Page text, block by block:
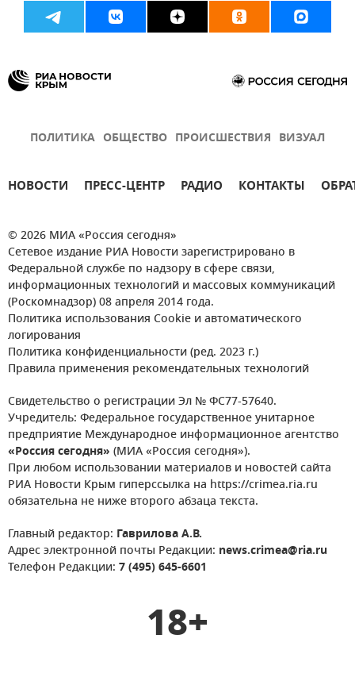
ПОЛИТИКА ОБЩЕСТВО ПРОИСШЕСТВИЯ ВИЗУАЛ
НОВОСТИ ПРЕСС-ЦЕНТР РАДИО КОНТАКТЫ
© 2026 МИА «Россия сегодня»
Сетевое издание РИА Новости зарегистрировано в
Федеральной службе по надзору в сфере связи,
информационных технологий и массовых коммуникаций
(Роскомнадзор) 08 апреля 2014 года.
Политика использования Cookie и автоматического
логирования
Политика конфиденциальности (ред. 2023 г.)
Правила применения рекомендательных технологий
Свидетельство о регистрации Эл № ФС77-57640.
Учредитель: Федеральное государственное унитарное
предприятие Международное информационное агентство
«Россия сегодня» (МИА «Россия сегодня»).
При любом использовании материалов и новостей сайта
РИА Новости Крым гиперссылка на https://crimea.ria.ru
обязательна не ниже второго абзаца текста.
Главный редактор: Гаврилова А.В.
Адрес электронной почты Редакции: news.crimea@ria.ru
Телефон Редакции: 7 (495) 645-6601
18+